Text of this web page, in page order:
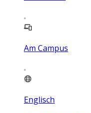
Am Campus
Englisch